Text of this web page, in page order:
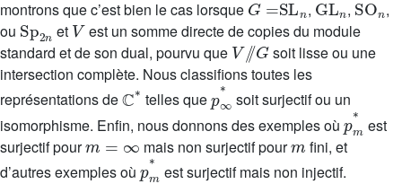
montrons que c’est bien le cas lorsque
, ,
,
ou
Sp2n
et
V
est un somme directe de copies du module
standard et de son dual, pourvu que
V//G
soit lisse ou une
intersection complète. Nous classifions toutes les
représentations de
ℂ*
telles que
p∞*
soit surjectif ou un
isomorphisme. Enfin, nous donnons des exemples où
pm
est
surjectif pour
m=∞
mais non surjectif pour
m
fini, et
d’autres exemples où
pm*
est surjectif mais non injectif.